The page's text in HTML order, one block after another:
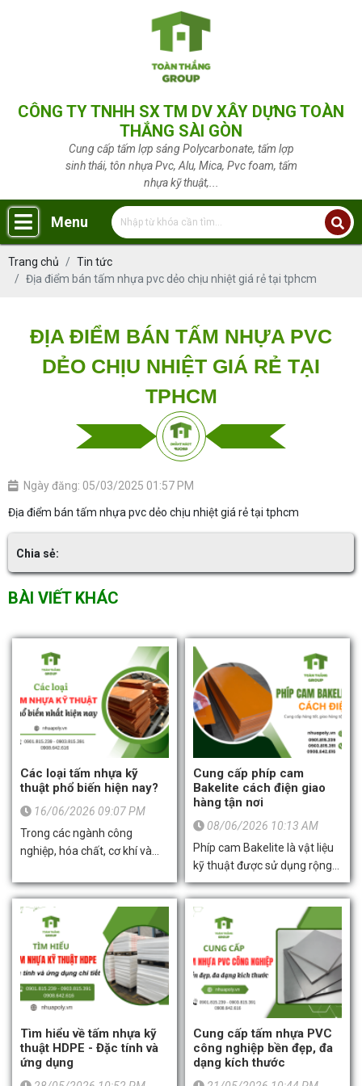
CÔNG TY TNHH SX TM DV XÂY DỰNG TOÀN
THẮNG SÀI GÒN
Cung cấp tấm lợp sáng Polycarbonate, tấm lợp
sinh thái, tôn nhựa Pvc, Alu, Mica, Pvc foam, tấm
nhựa kỹ thuật,...
Menu
Trang chủ
Tin tức
Địa điểm bán tấm nhựa pvc dẻo chịu nhiệt giá rẻ tại tphcm
ĐỊA ĐIỂM BÁN TẤM NHỰA PVC
DẺO CHỊU NHIỆT GIÁ RẺ TẠI
TPHCM
Ngày đăng: 05/03/2025 01:57 PM
Địa điểm bán tấm nhựa pvc dẻo chịu nhiệt giá rẻ tại tphcm
Chia sẻ:
BÀI VIẾT KHÁC
Các loại tấm nhựa kỹ
thuật phổ biến hiện nay?
16/06/2026 09:07 PM
Trong các ngành công
nghiệp, hóa chất, cơ khí và
nay, hầu hết các doanh
nghiệp đều đang tìm kiếm
những loại vật liệu bền bỉ,
cách điện tốt để thay thế cho
kim loại truyền thống. Và các
sản phẩm nhựa kỹ thuật
chính là dòng vật liệu không
thể bỏ qua. Bởi vì chúng sở
hữu nhiều đặc tính vượt trội
như độ bền cơ học cao,
kháng hóa chất, chịu nhiệt tốt
và chống ăn mòn. Vậy có
Cung cấp phíp cam
Bakelite cách điện giao
hàng tận nơi
08/06/2026 10:13 AM
Phíp cam Bakelite là vật liệu
kỹ thuật được sử dụng rộng
rãi nhờ khả năng cách điện
tốt, chịu nhiệt cao và độ bền
cơ học ổn định. Sản phẩm
phù hợp cho nhiều ứng dụng
như chế tạo bảng mạch điện
tử, linh kiện máy móc, tấm lót
cách điện và gia công cơ khí
CNC. Với đặc tính dễ gia công
và tuổi thọ cao, phíp cam
Bakelite đáp ứng hiệu quả
nhu cầu của nhiều ngành
công nghiệp hiện nay. Công ty
Tìm hiểu về tấm nhựa kỹ
thuật HDPE - Đặc tính và
ứng dụng
Cung cấp tấm nhựa PVC
công nghiệp bền đẹp, đa
dạng kích thước